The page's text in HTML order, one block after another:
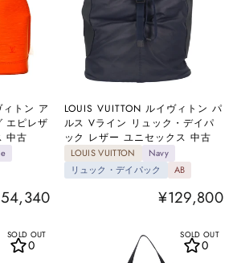
ィトン ア
エピレザ
中古
LOUIS VUITTON ルイヴィトン パ
ルス Vライン リュック・デイパ
ック レザー ユニセックス 中古
LOUIS VUITTON
Navy
リュック・デイパック
AB
¥129,800
SOLD OUT
0
SOLD OUT
0